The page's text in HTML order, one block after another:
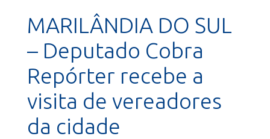
MARILÂNDIA DO SUL
– Deputado Cobra
Repórter recebe a
visita de vereadores
da cidade